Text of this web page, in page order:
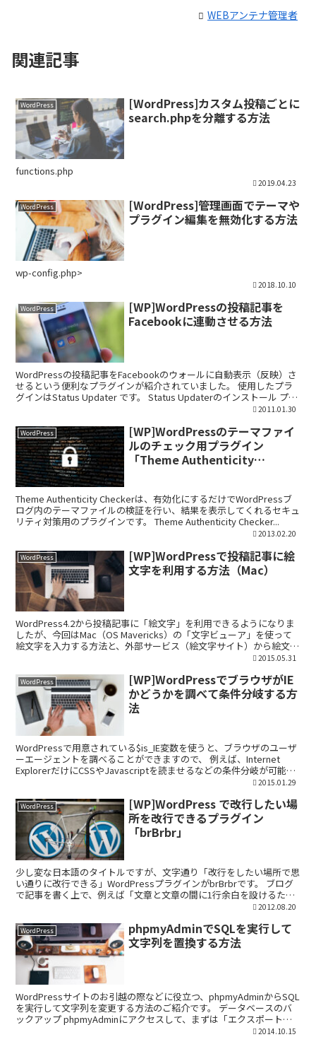
WEBアンテナ管理者
関連記事
WordPress
[WordPress]カスタム投稿ごとに
search.phpを分離する方法
functions.php
2019.04.23
WordPress
[WordPress]管理画面でテーマや
プラグイン編集を無効化する方法
wp-config.php>
2018.10.10
WordPress
[WP]WordPressの投稿記事を
Facebookに連動させる方法
WordPressの投稿記事をFacebookのウォールに自動表示（反映）さ
せるという便利なプラグインが紹介されていました。 使用したプラ
グインはStatus Updater です。 Status Updaterのインストール プラ
2011.01.30
WordPress
[WP]WordPressのテーマファイ
ルのチェック用プラグイン
「Theme Authenticity
Theme Authenticity Checkerは、有効化にするだけでWordPressブ
ログ内のテーマファイルの検証を行い、結果を表示してくれるセキュ
リティ対策用のプラグインです。 Theme Authenticity Checker...
2013.02.20
WordPress
[WP]WordPressで投稿記事に絵
文字を利用する方法（Mac）
WordPress4.2から投稿記事に「絵文字」を利用できるようになりま
したが、今回はMac（OS Mavericks）の「文字ビューア」を使って
絵文字を入力する方法と、外部サービス（絵文字サイト）から絵文字
2015.05.31
WordPress
[WP]WordPressでブラウザがIE
かどうかを調べて条件分岐する方
法
WordPressで用意されている$is_IE変数を使うと、ブラウザのユーザ
ーエージェントを調べることができますので、 例えば、Internet
ExplorerだけにCSSやJavascriptを読ませるなどの条件分岐が可能に
2015.01.29
WordPress
[WP]WordPress で改行したい場
所を改行できるプラグイン
「brBrbr」
少し変な日本語のタイトルですが、文字通り「改行をしたい場所で思
い通りに改行できる」WordPressプラグインがbrBrbrです。 ブログ
で記事を書く上で、例えば「文章と文章の間に1行余白を設けるため
2012.08.20
WordPress
phpmyAdminでSQLを実行して
文字列を置換する方法
WordPressサイトのお引越の際などに役立つ、phpmyAdminからSQL
を実行して文字列を変更する方法のご紹介です。 データベースのバ
ックアップ phpmyAdminにアクセスして、まずは「エクスポート」
2014.10.15